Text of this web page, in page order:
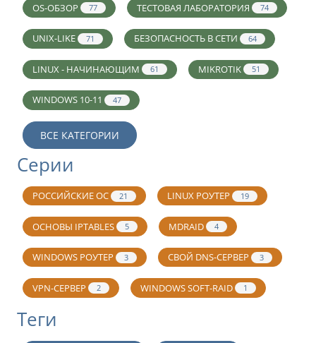
OS-ОБЗОР 77 ТЕСТОВАЯ ЛАБОРАТОРИЯ 74
UNIX-LIKE 71 БЕЗОПАСНОСТЬ В СЕТИ 64
LINUX - НАЧИНАЮЩИМ 61 MIKROTIK 51
WINDOWS 10-11 47
ВСЕ КАТЕГОРИИ
Серии
РОССИЙСКИЕ ОС 21 LINUX РОУТЕР 19
ОСНОВЫ IPTABLES 5 MDRAID 4
WINDOWS РОУТЕР 3 СВОЙ DNS-СЕРВЕР 3
VPN-СЕРВЕР 2 WINDOWS SOFT-RAID 1
Теги